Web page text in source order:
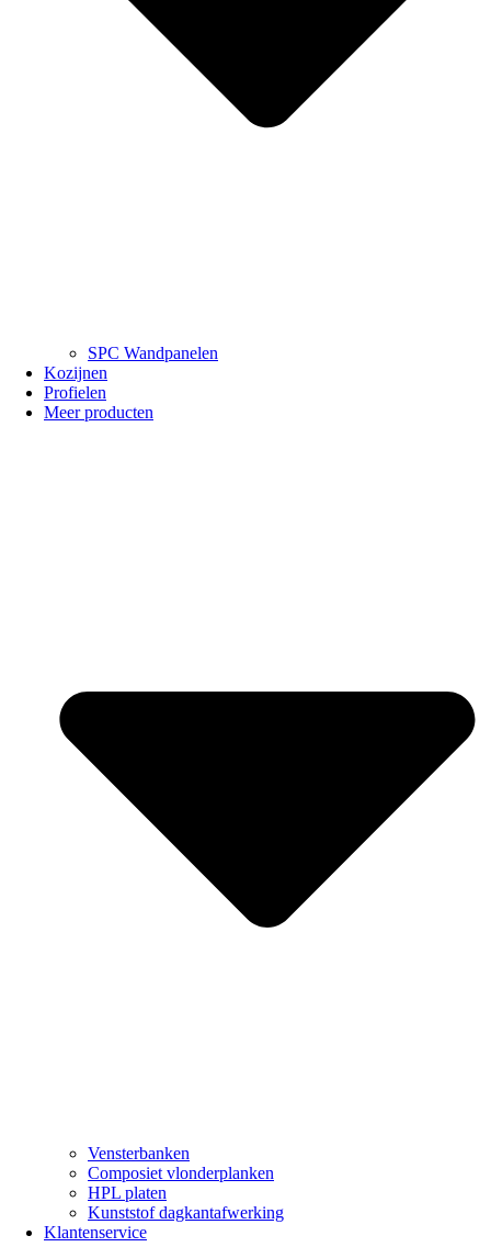
SPC Wandpanelen
Kozijnen
Profielen
Meer producten
Vensterbanken
Composiet vlonderplanken
HPL platen
Kunststof dagkantafwerking
Klantenservice